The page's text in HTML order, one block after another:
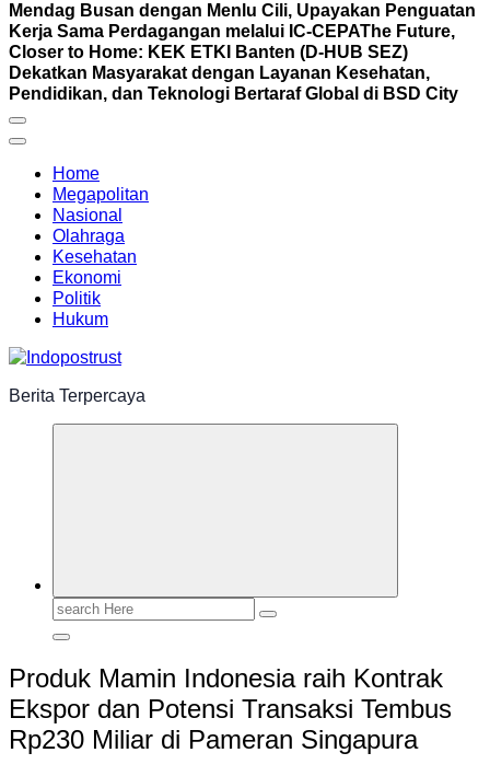
Mendag Busan dengan Menlu Cili, Upayakan Penguatan
Kerja Sama Perdagangan melalui IC-CEPAThe Future,
Closer to Home: KEK ETKI Banten (D-HUB SEZ)
Dekatkan Masyarakat dengan Layanan Kesehatan,
Pendidikan, dan Teknologi Bertaraf Global di BSD City
Home
Megapolitan
Nasional
Olahraga
Kesehatan
Ekonomi
Politik
Hukum
Berita Terpercaya
Search
Produk Mamin Indonesia raih Kontrak
Ekspor dan Potensi Transaksi Tembus
Rp230 Miliar di Pameran Singapura